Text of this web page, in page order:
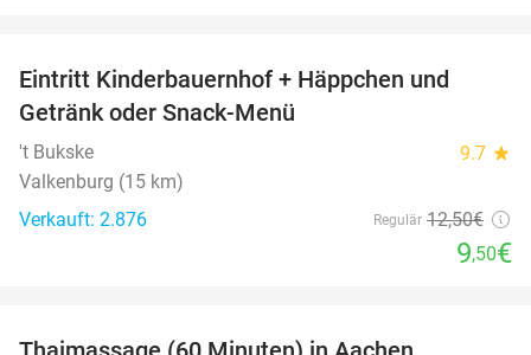
Eintritt Kinderbauernhof + Häppchen und
Getränk oder Snack-Menü
't Bukske 9.7 star
Valkenburg (15 km)
Verkauft: 2.876
Regulär 12,50€
9,50€